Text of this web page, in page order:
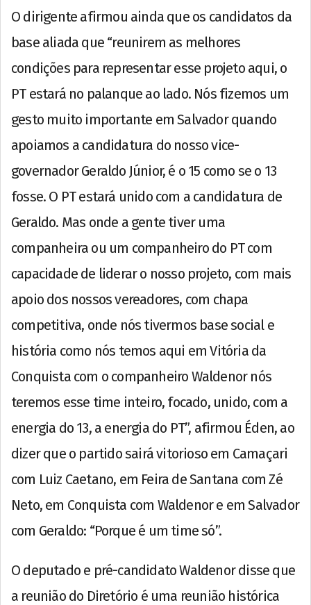
O dirigente afirmou ainda que os candidatos da
base aliada que “reunirem as melhores
condições para representar esse projeto aqui, o
PT estará no palanque ao lado. Nós fizemos um
gesto muito importante em Salvador quando
apoiamos a candidatura do nosso vice-
governador Geraldo Júnior, é o 15 como se o 13
fosse. O PT estará unido com a candidatura de
Geraldo. Mas onde a gente tiver uma
companheira ou um companheiro do PT com
capacidade de liderar o nosso projeto, com mais
apoio dos nossos vereadores, com chapa
competitiva, onde nós tivermos base social e
história como nós temos aqui em Vitória da
Conquista com o companheiro Waldenor nós
teremos esse time inteiro, focado, unido, com a
energia do 13, a energia do PT”, afirmou Éden, ao
dizer que o partido sairá vitorioso em Camaçari
com Luiz Caetano, em Feira de Santana com Zé
Neto, em Conquista com Waldenor e em Salvador
com Geraldo: “Porque é um time só”.
O deputado e pré-candidato Waldenor disse que
a reunião do Diretório é uma reunião histórica